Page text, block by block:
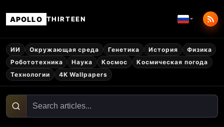
APOLLO THIRTEEN
ИИ Окружающая среда Генетика История
Физика
Робототехника
Наука Космос
Космическая погода
Технологии
4K Wallpapers